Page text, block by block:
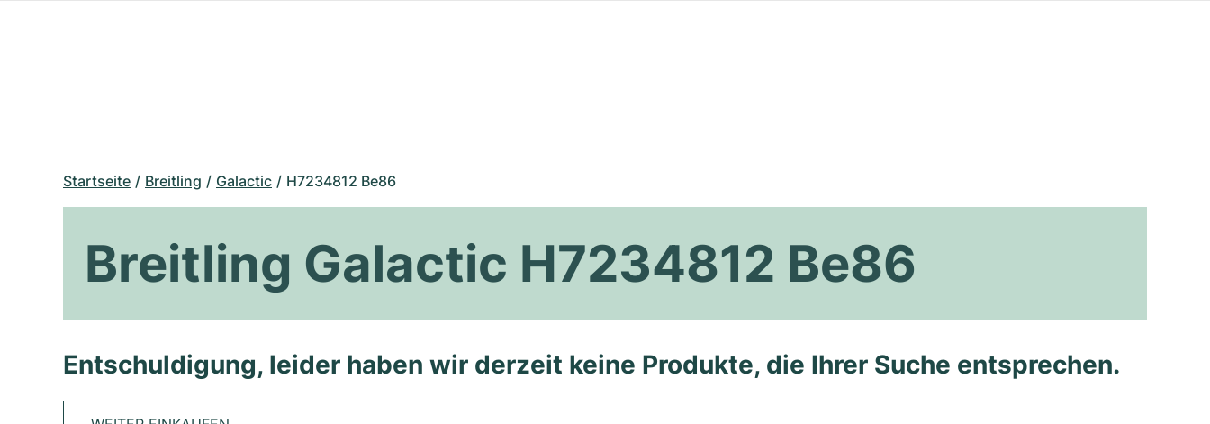
Startseite Breitling Galactic H7234812 Be86
Breitling Galactic H7234812 Be86
Entschuldigung, leider haben wir derzeit keine Produkte, die Ihrer Suche entsprechen.